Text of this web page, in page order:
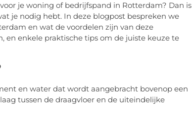
je woning of bedrijfspand in Rotterdam? Dan is
je nodig hebt. In deze blogpost bespreken we
en wat de voordelen zijn van deze
en enkele praktische tips om de juiste keuze te
en water dat wordt aangebracht bovenop een
tussen de draagvloer en de uiteindelijke